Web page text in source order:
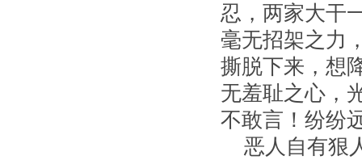
忍，两家大干
毫无招架之力
撕脱下来，想
无羞耻之心，
不敢言！纷纷
恶人自有狠